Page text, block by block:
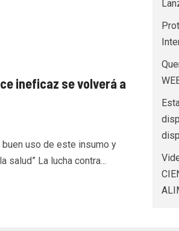
ineficaz se volverá a
uso de este insumo y
salud” La lucha contra...